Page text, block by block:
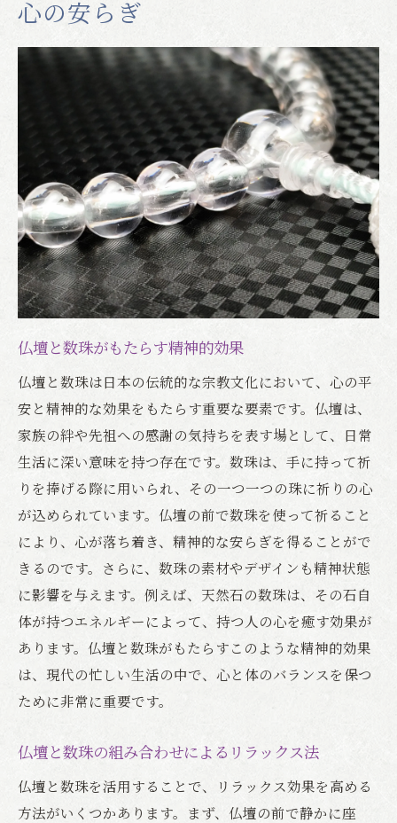
心の安らぎ
仏壇と数珠がもたらす精神的効果
仏壇と数珠は日本の伝統的な宗教文化において、心の平
安と精神的な効果をもたらす重要な要素です。仏壇は、
家族の絆や先祖への感謝の気持ちを表す場として、日常
生活に深い意味を持つ存在です。数珠は、手に持って祈
りを捧げる際に用いられ、その一つ一つの珠に祈りの心
が込められています。仏壇の前で数珠を使って祈ること
により、心が落ち着き、精神的な安らぎを得ることがで
きるのです。さらに、数珠の素材やデザインも精神状態
に影響を与えます。例えば、天然石の数珠は、その石自
体が持つエネルギーによって、持つ人の心を癒す効果が
あります。仏壇と数珠がもたらすこのような精神的効果
は、現代の忙しい生活の中で、心と体のバランスを保つ
ために非常に重要です。
仏壇と数珠の組み合わせによるリラックス法
仏壇と数珠を活用することで、リラックス効果を高める
方法がいくつかあります。まず、仏壇の前で静かに座